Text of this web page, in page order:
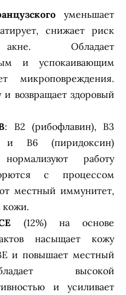
уменьшает
снижает риск
акне. Обладает
и успокаивающим
микроповреждения.
и возвращает здоровый
: B2 (рибофлавин), B3
и B6 (пиридоксин)
работу
с процессом
местный иммунитет,
кожи.
(12%) на основе
насыщает кожу
и повышает местный
высокой
и усиливает